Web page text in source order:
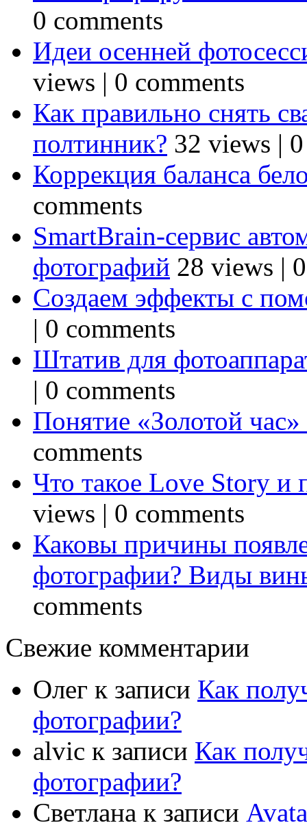
0 comments
Идеи осенней
views | 0 comments
Как правильно снять
полтинник? 32 views |
Коррекция баланса
comments
SmartBrain-сервис
фотографий 28 views |
Создаем эффекты с
| 0 comments
Штатив для
| 0 comments
Понятие «Золотой
comments
Что такое Love Story и
views | 0 comments
Каковы причины
фотографии? Виды
comments
Свежие комментарии
Олег к записи Как
фотографии?
alvic к записи Как
фотографии?
Светлана к записи